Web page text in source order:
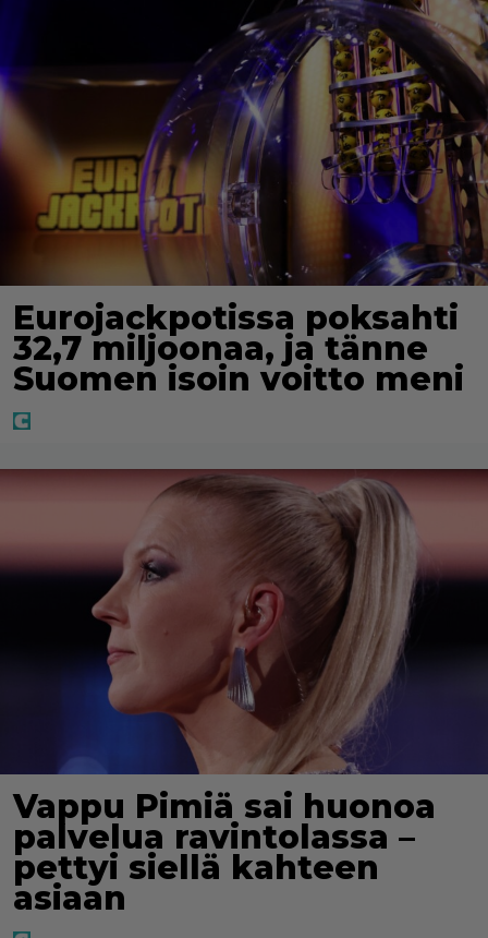
Eurojackpotissa poksahti
32,7 miljoonaa, ja tänne
Suomen isoin voitto meni
Vappu Pimiä sai huonoa
palvelua ravintolassa –
pettyi siellä kahteen
asiaan